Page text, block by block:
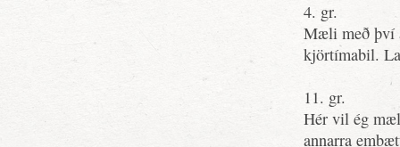
4. gr.
Mæli með því
kjörtímabil.
11. gr.
Hér vil ég
annarra